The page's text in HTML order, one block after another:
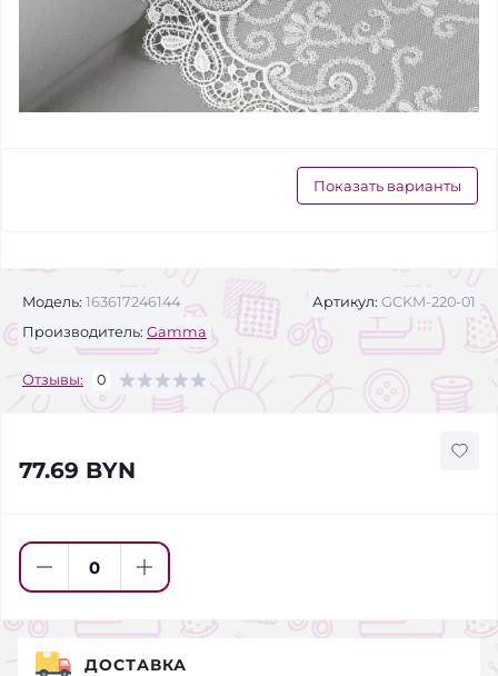
Показать варианты
Модель: 163617246144 Артикул: GCKM-220-01
Производитель: Gamma
Отзывы: 0
77.69 BYN
ДОСТАВКА